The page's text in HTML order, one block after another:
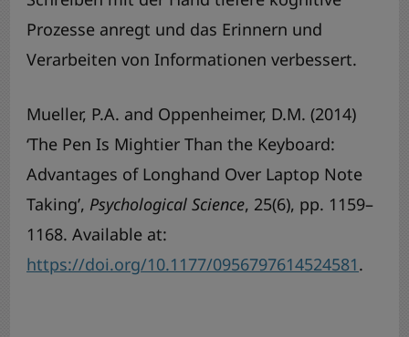
Prozesse anregt und das Erinnern und
Verarbeiten von Informationen verbessert.
Mueller, P.A. and Oppenheimer, D.M. (2014)
‘The Pen Is Mightier Than the Keyboard:
Advantages of Longhand Over Laptop Note
Taking’, Psychological Science, 25(6), pp. 1159–
1168. Available at:
https://doi.org/10.1177/0956797614524581.